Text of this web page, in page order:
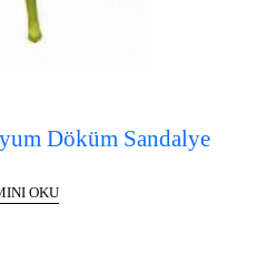
Döküm Sandalye
OKU